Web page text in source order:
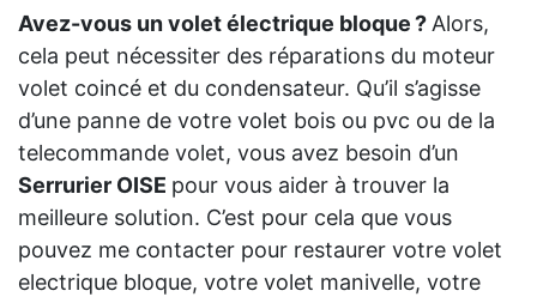
Avez-vous un volet électrique bloque ? Alors,
cela peut nécessiter des réparations du moteur
volet coincé et du condensateur. Qu’il s’agisse
d’une panne de votre volet bois ou pvc ou de la
telecommande volet, vous avez besoin d’un
Serrurier OISE pour vous aider à trouver la
meilleure solution. C’est pour cela que vous
pouvez me contacter pour restaurer votre volet
electrique bloque, votre volet manivelle, votre